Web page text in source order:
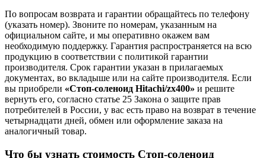
По вопросам возврата и гарантии обращайтесь по телефону
(указать номер). Звоните по номерам, указанным на
официальном сайте, и мы оперативно окажем вам
необходимую поддержку. Гарантия распространяется на всю
продукцию в соответствии с политикой гарантии
производителя. Срок гарантии указан в прилагаемых
документах, во вкладыше или на сайте производителя. Если
вы приобрели «Стоп-соленоид Hitachi/zx400» и решите
вернуть его, согласно статье 25 Закона о защите прав
потребителей в России, у вас есть право на возврат в течение
четырнадцати дней, обмен или оформление заказа на
аналогичный товар.
Что бы узнать стоимость Стоп-соленоид